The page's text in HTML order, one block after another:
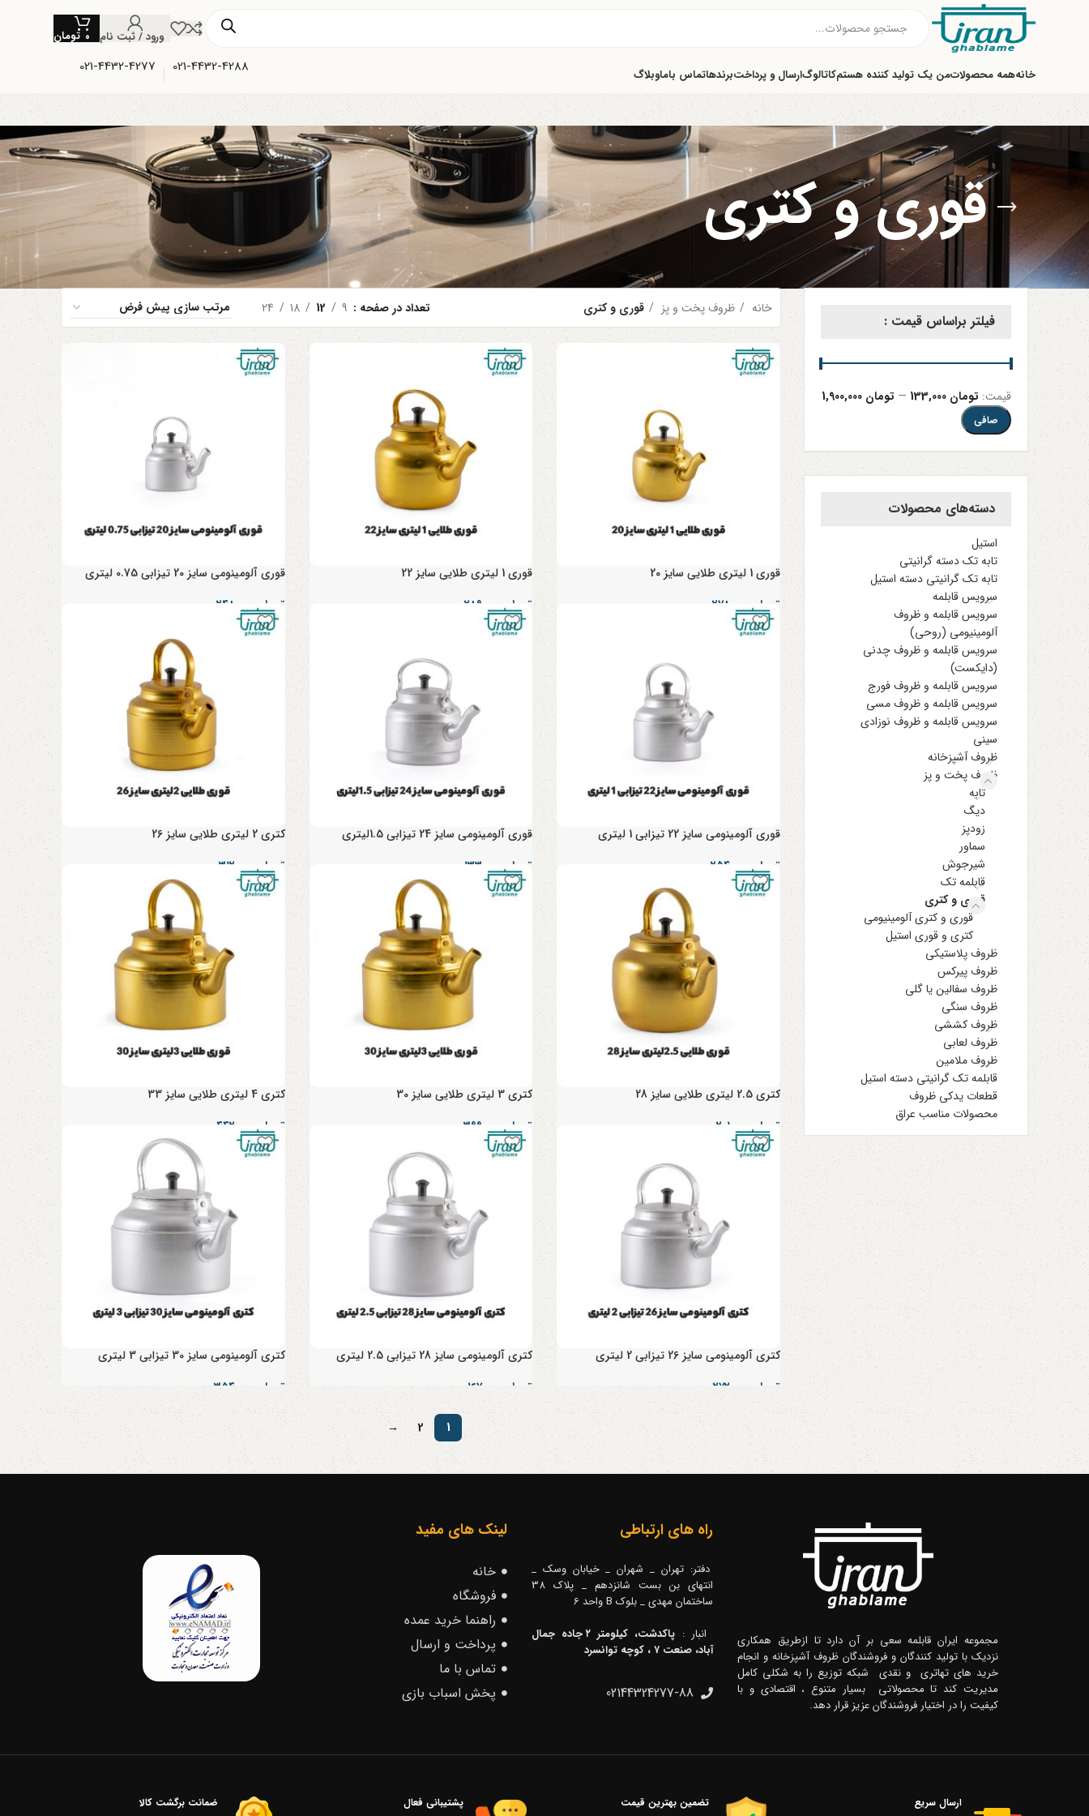
ورود / ثبت نام تومان
خانههمه محصولاتمن یک تولید کننده هستمکاتالوگارسال و پرداختبرندهاتماس باماوبلاگ 021-4432-4277 021-4432-4288
قوری و کتری
فیلتر براساس قیمت :
صافی
قيمت: تومان 133,000 — تومان 1,900,000
دسته‌های محصولات
استیل
تابه تک دسته گرانیتی
تابه تک گرانیتی دسته استیل
سرویس قابلمه
سرویس قابلمه و ظروف
آلومینیومی (روحی)
سرویس قابلمه و ظروف چدنی
(دایکست)
سرویس قابلمه و ظروف فورج
سرویس قابلمه و ظروف مسی
سرویس قابلمه و ظروف نوزادی
سینی
ظروف آشپزخانه
ظروف پخت و پز
تابه
دیگ
زودپز
سماور
شیرجوش
قابلمه تک
قوری و کتری
قوری و کتری آلومینیومی
کتری و قوری استیل
ظروف پلاستیکی
ظروف پیرکس
ظروف سفالین یا گلی
ظروف سنگی
ظروف کششی
ظروف لعابی
ظروف ملامین
قابلمه تک گرانیتی دسته استیل
قطعات یدکی ظروف
محصولات مناسب عراق
خانه ظروف پخت و پز قوری و کتری تعداد در صفحه 9
12
18
24
قوری 1 لیتری طلایی سایز 20
تومان۲۷۸,۰۰۰
قوری 1 لیتری طلایی سایز 22
تومان۲۸۹,۰۰۰
قوری آلومینومی سایز 20 تیزابی 0.75 لیتری
تومان۲۴۸,۰۰۰
قوری آلومینومی سایز 22 تیزابی 1 لیتری
تومان۲۵۴,۰۰۰
قوری آلومینومی سایز 24 تیزابی 1.5لیتری
تومان۱۳۳,۰۰۰
کتری 2 لیتری طلایی سایز 26
تومان۳۱۲,۰۰۰
کتری 2.5 لیتری طلایی سایز 28
تومان۲۰۱,۰۰۰
کتری 3 لیتری طلایی سایز 30
تومان۳۹۹,۰۰۰
کتری 4 لیتری طلایی سایز 33
تومان۴۴۲,۰۰۰
کتری آلومینومی سایز 26 تیزابی 2 لیتری
تومان
کتری آلومینومی سایز 28 تیزابی 2.5 لیتری
تومان
کتری آلومینومی سایز 30 تیزابی 3 لیتری
تومان ۳۵۴,۰۰۰
1
2
→
مجموعه ایران قابلمه سعی بر آن دارد تا ازطریق همکاری
نزدیک با تولید کنندگان و فروشندگان ظروف آشپزخانه و انجام
خرید های تهاتری و نقدی شبکه توزیع را به شکلی کامل
مدیریت کند تا محصولاتی بسیار متنوع ، اقتصادی و با
کیفیت را در اختیار فروشندگان عزیز قرار دهد.
راه های ارتباطی
دفتر: تهران _ شهران _ خیابان وسک _
انتهای بن بست شانزدهم _ پلاک 38
ساختمان مهدی _ بلوک B واحد 6
انبار :
پاکدشت، کیلومتر ۲ جاده جمال
آباد، صنعت ۷ ، کوچه توانسرد
02144324277-88
لینک های مفید
خانه
فروشگاه
راهنما خرید عمده
پرداخت و ارسال
تماس با ما
پخش اسباب بازی
ارسال سریع تضمین بهترین قیمت پشتیبانی فعال ضمانت برگشت کالا